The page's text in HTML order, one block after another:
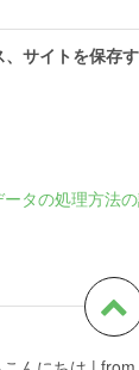
サイトを保存す
タの処理方法